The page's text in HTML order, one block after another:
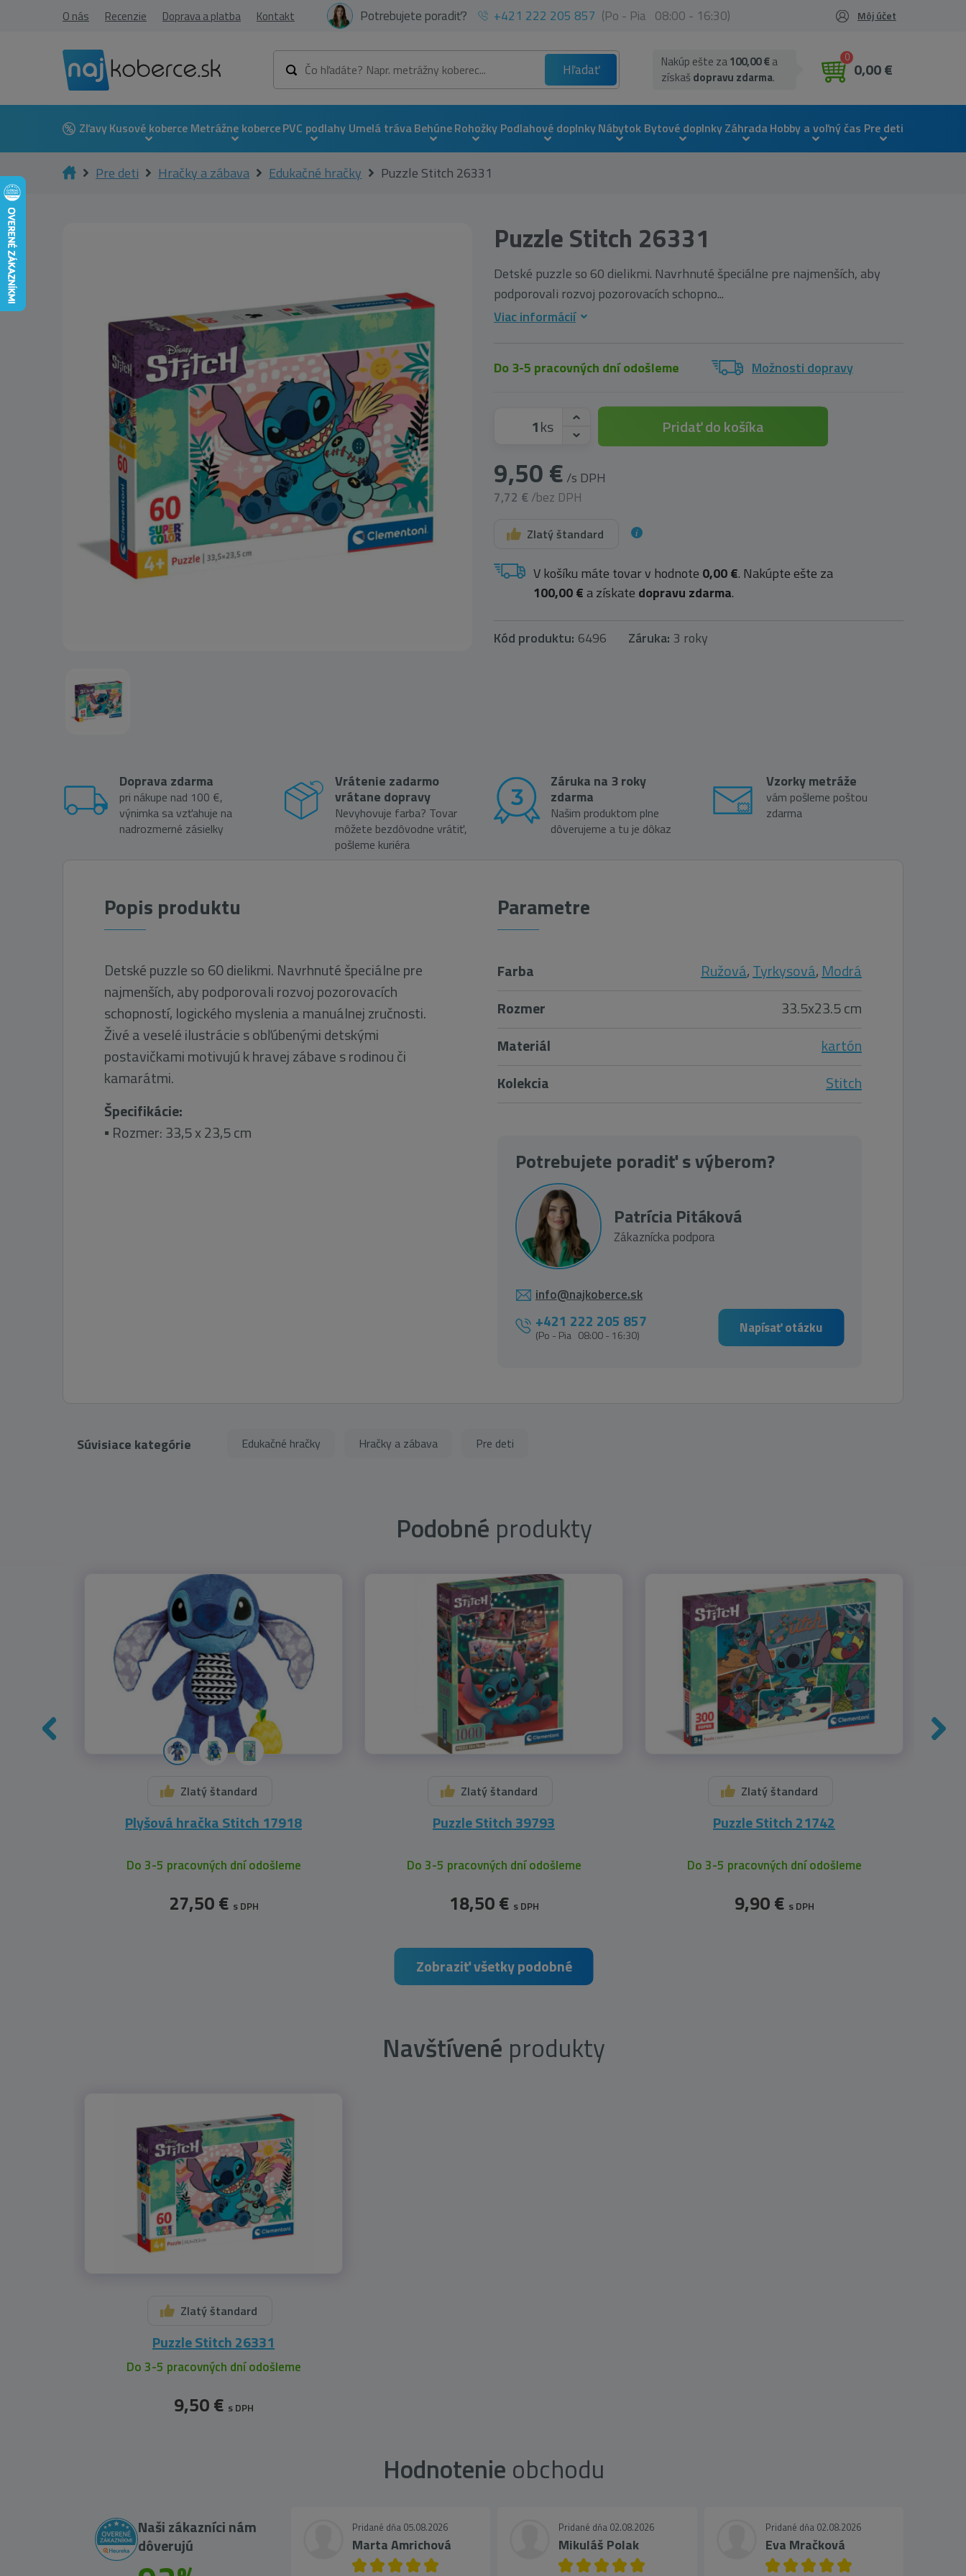
O nás Recenzie Doprava a platba Kontakt Potrebujete poradiť? +421 222 205 857 (Po - Pia 08:00 - 16:30) Môj účet
Hľadať
0
0,00 €
Nakúp ešte za100,00 €a
získaš dopravu zdarma.
ZľavyKusové koberce Metrážne kobercePVC podlahy Umelá trávaBehúneRohožky Podlahové doplnkyNábytok Bytové doplnkyZáhradaHobby a voľný čas Pre deti
Pre deti Hračky a zábava Edukačné hračky Puzzle Stitch 26331
Puzzle Stitch 26331
Detské puzzle so 60 dielikmi. Navrhnuté špeciálne pre najmenších, aby
podporovali rozvoj pozorovacích schopno...
Viac informácií
Do 3-5 pracovných dní odošleme Možnosti dopravy
ks
9,50 € /s DPH
7,72 € /bez DPH
Pridať do košíka
Zlatý štandard
V košíku máte tovar v hodnote 0,00 €. Nakúpte ešte za
100,00 €a získate dopravu zdarma.
Kód produktu: 6496 Záruka: 3 roky
Doprava zdarma
pri nákupe nad 100 €,
výnimka sa vzťahuje na
nadrozmerné zásielky
Vrátenie zadarmo
vrátane dopravy
Nevyhovuje farba? Tovar
môžete bezdôvodne vrátiť,
pošleme kuriéra
Záruka na 3 roky
zdarma
Našim produktom plne
dôverujeme a tu je dôkaz
Vzorky metráže
vám pošleme poštou
zdarma
Popis produktu
Detské puzzle so 60 dielikmi. Navrhnuté špeciálne pre
najmenších, aby podporovali rozvoj pozorovacích
schopností, logického myslenia a manuálnej zručnosti.
Živé a veselé ilustrácie s obľúbenými detskými
postavičkami motivujú k hravej zábave s rodinou či
kamarátmi.
Špecifikácie:
▪ Rozmer: 33,5 x 23,5 cm
Parametre
Farba Ružová,Tyrkysová, Modrá
Rozmer
33.5x23.5 cm
Materiál
kartón
Kolekcia
Stitch
Potrebujete poradiť s výberom?
Patrícia Pitáková
Zákaznícka podpora
info@najkoberce.sk
+421 222 205 857
(Po - Pia 08:00 - 16:30) Napísať otázku
Súvisiace kategórie Edukačné hračky Hračky a zábava Pre deti
Podobné produkty
Zlatý štandard
Plyšová hračka Stitch 17918
Do 3-5 pracovných dní odošleme
27,50 € s DPH
Zlatý štandard
Puzzle Stitch 39793
Do 3-5 pracovných dní odošleme
18,50 € s DPH
Zlatý štandard
Puzzle Stitch 21742
Do 3-5 pracovných dní odošleme
9,90 € s DPH
Zobraziť všetky podobné
Navštívené produkty
Zlatý štandard
Puzzle Stitch 26331
Do 3-5 pracovných dní odošleme
9,50 € s DPH
Hodnotenie obchodu
Naši zákazníci nám
dôverujú
Pridané dňa 05.08.2026
Marta Amrichová
Pridané dňa 02.08.2026
Mikuláš Polak
Pridané dňa 02.08.2026
Eva Mračková